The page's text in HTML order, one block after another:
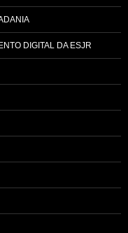
DIGITAL DA ESJR